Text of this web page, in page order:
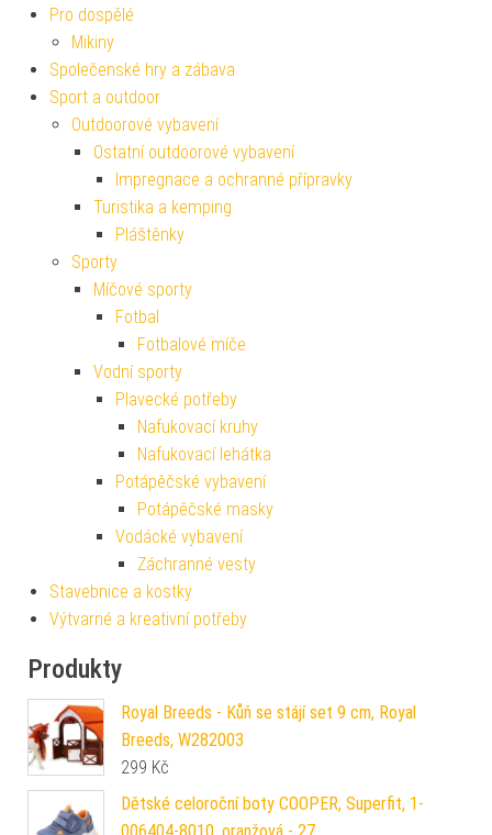
Pro dospělé
Mikiny
Společenské hry a zábava
Sport a outdoor
Outdoorové vybavení
Ostatní outdoorové vybavení
Impregnace a ochranné přípravky
Turistika a kemping
Pláštěnky
Sporty
Míčové sporty
Fotbal
Fotbalové míče
Vodní sporty
Plavecké potřeby
Nafukovací kruhy
Nafukovací lehátka
Potápěčské vybavení
Potápěčské masky
Vodácké vybavení
Záchranné vesty
Stavebnice a kostky
Výtvarné a kreativní potřeby
Produkty
Royal Breeds - Kůň se stájí set 9 cm, Royal
Breeds, W282003
299 Kč
Dětské celoroční boty COOPER, Superfit, 1-